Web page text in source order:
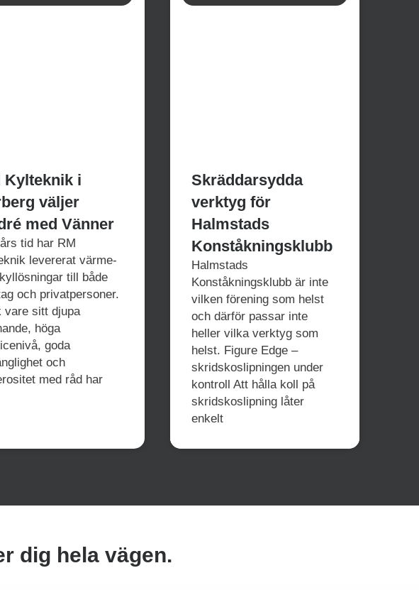
Kylteknik i
väljer
med Vänner
tid har RM
levererat värme-
till både
och privatpersoner.
vare sitt djupa
höga
goda
och
med råd har
Skräddarsydda
verktyg för
Halmstads
Konståkningsklubb
Halmstads
Konståkningsklubb är inte
vilken förening som helst
och därför passar inte
heller vilka verktyg som
helst. Figure Edge –
skridskoslipningen under
kontroll Att hålla koll på
skridskoslipning låter
enkelt
dig hela vägen.